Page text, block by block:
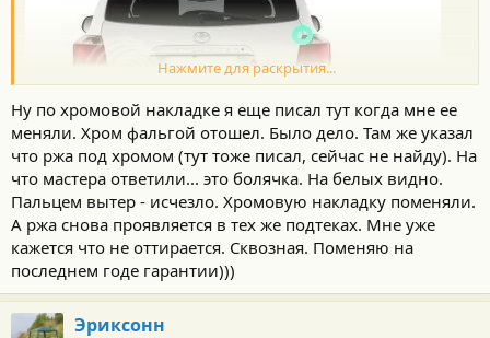
з.ы ещё раз,заявился по фаре(правой).Почти плескается.
Нажмите для раскрытия...
Ну по хромовой накладке я еще писал тут когда мне ее
меняли. Хром фальгой отошел. Было дело. Там же указал
что ржа под хромом (тут тоже писал, сейчас не найду). На
что мастера ответили... это болячка. На белых видно.
Пальцем вытер - исчезло. Хромовую накладку поменяли.
А ржа снова проявляется в тех же подтеках. Мне уже
кажется что не оттирается. Сквозная. Поменяю на
последнем годе гарантии)))
Эриксонн